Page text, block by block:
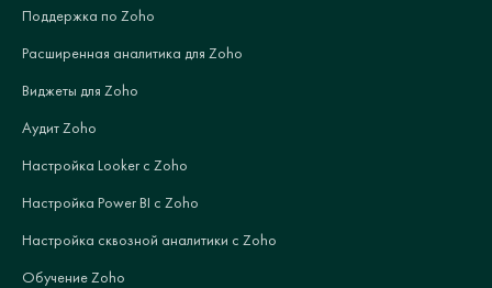
Поддержка по Zoho
Расширенная аналитика для Zoho
Виджеты для Zoho
Аудит Zoho
Настройка Looker с Zoho
Настройка Power BI с Zoho
Настройка сквозной аналитики с Zoho
Обучение Zoho